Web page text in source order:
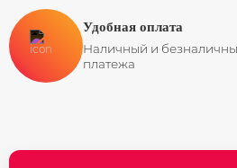
Удобная оплата
Наличный и
платежа